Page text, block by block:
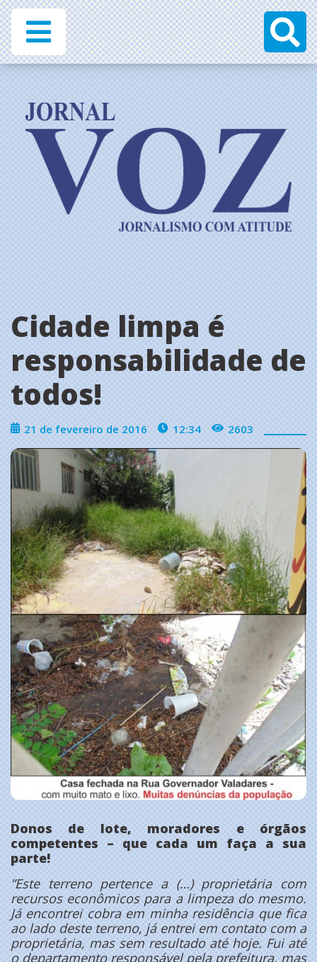
Cidade limpa é
responsabilidade de
todos!
21 de fevereiro de 2016 12:34 2603
Donos de lote, moradores e órgãos
competentes – que cada um faça a sua
parte!
”Este terreno pertence a (…) proprietária com
recursos econômicos para a limpeza do mesmo.
Já encontrei cobra em minha residência que fica
ao lado deste terreno, já entrei em contato com a
proprietária, mas sem resultado até hoje. Fui até
o departamento responsável pela prefeitura, mas